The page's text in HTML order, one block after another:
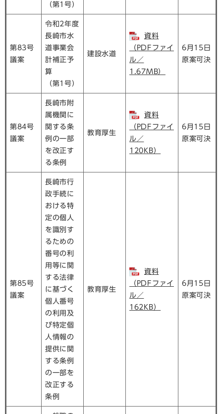
（第1号）
第83号
議案
令和2年度
長崎市水
道事業会
計補正予
算
（第1号）
建設水道
資料
（PDFファイ
ル／
1.67MB）
6月15日
原案可決
第84号
議案
長崎市附
属機関に
関する条
例の一部
を改正す
る条例
教育厚生
資料
（PDFファイ
ル／
120KB）
6月15日
原案可決
第85号
議案
長崎市行
政手続に
おける特
定の個人
を識別す
るための
番号の利
用等に関
する法律
に基づく
個人番号
の利用及
び特定個
人情報の
提供に関
する条例
の一部を
改正する
条例
教育厚生
資料
（PDFファイ
ル／
162KB）
6月15日
原案可決